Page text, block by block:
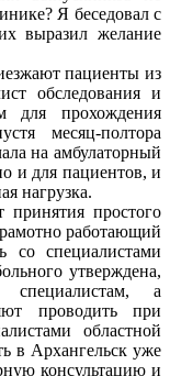
Я беседовал с
выразил желание
пациенты из
обследования и
для прохождения
месяц-полтора
на амбулаторный
и для пациентов, и
нагрузка.
принятия простого
работающий
со специалистами
утверждена,
а
проводить при
областной
в Архангельск уже
консультацию и